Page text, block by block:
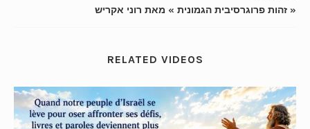
זהות פרוגרסיבית הגמונית » מאת רוני אקריש »
RELATED VIDEOS